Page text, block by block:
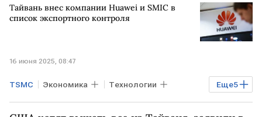
Тайвань внес компании Huawei и SMIC в
список экспортного контроля
16 июня 2025, 08:47
Еще5
TSMC Экономика Технологии
Тайвань КИТАЙ США